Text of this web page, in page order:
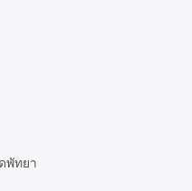
พัทยา